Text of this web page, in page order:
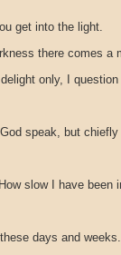
get into the light.
there comes a
only, I
speak, but
slow I have been
days and